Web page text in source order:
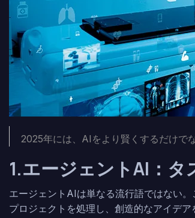
2025年には、AIをより賢くするだけで
1.エージェントAI：
エージェントAIは単なる流行語ではない
プロジェクトを処理し、創造的なアイデ